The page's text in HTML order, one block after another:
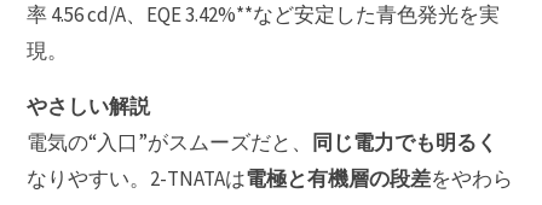
率 4.56 cd/A、EQE 3.42%**など安定した青色発光を実
現。
やさしい解説
電気の“入口”がスムーズだと、 同じ電力でも明るく
なりやすい。2-TNATAは電極と有機層の段差をやわら